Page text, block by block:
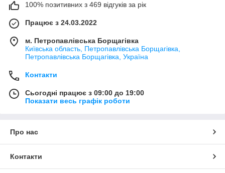
100% позитивних з 469 відгуків за рік
Працює з 24.03.2022
м. Петропавлівська Борщагівка
Київська область, Петропавлівська Борщагівка,
Петропавлівська Борщагівка, Україна
Контакти
Сьогодні працює з 09:00 до 19:00
Показати весь графік роботи
Про нас
Контакти